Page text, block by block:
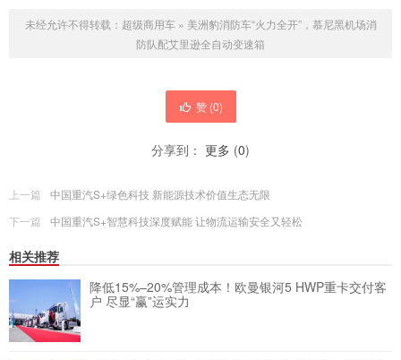
未经允许不得转载： 超级商用车» 美洲豹消防车“火力全开”，慕尼黑机场消
防队配艾里逊全自动变速箱
赞 (0)
分享到： 更多 (0)
上一篇
中国重汽S+绿色科技 新能源技术价值生态无限
下一篇
中国重汽S+智慧科技深度赋能 让物流运输安全又轻松
相关推荐
降低15%–20%管理成本！欧曼银河5 HWP重卡交付客
户 尽显“赢”运实力